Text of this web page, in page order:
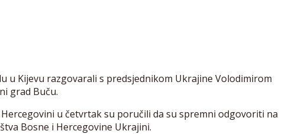
u Kijevu razgovarali s predsjednikom Ukrajine Volodimirom
grad Buču.
Hercegovini u četvrtak su poručili da su spremni odgovoriti na
Bosne i Hercegovine Ukrajini.